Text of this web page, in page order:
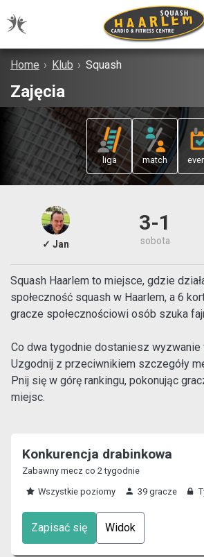
Home › Klub › Squash
Zajęcia
liga match
✓ Jan
3-1
sobota
Squash Haarlem to miejsce, gdzie
społeczność squash w Haarlem, a 6
gracze społecznościowi osób szuka
Co dwa tygodnie dostaniesz wyzwanie
Uzgodnij z przeciwnikiem szczegóły
Pnij się w górę rankingu, pokonując
miejsc.
Konkurencja drabinkowa
Zabawny mecz co 2 tygodnie
Wszystkie poziomy
39 gracze
Zapisać się Widok